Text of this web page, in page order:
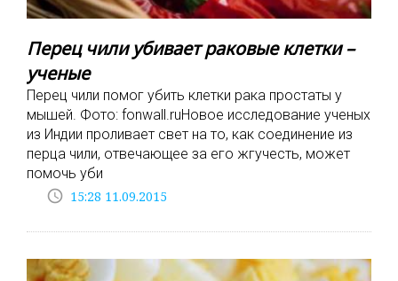
Перец чили убивает раковые клетки –
ученые
Перец чили помог убить клетки рака простаты у
мышей. Фото: fonwall.ruНовое исследование ученых
из Индии проливает свет на то, как соединение из
перца чили, отвечающее за его жгучесть, может
помочь уби
access_time 15:28 11.09.2015